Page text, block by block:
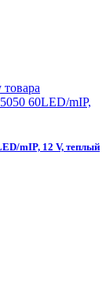
mIP, 12 V, теплый